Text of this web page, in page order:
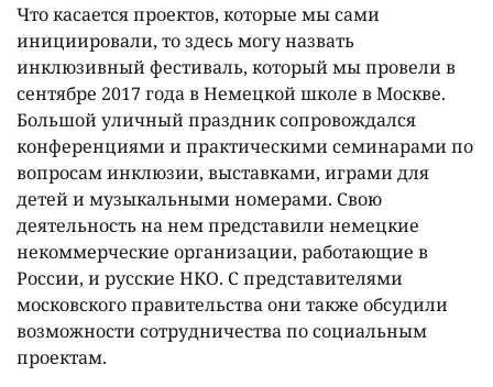
Что касается проектов, которые мы сами
инициировали, то здесь могу назвать
инклюзивный фестиваль, который мы провели в
сентябре 2017 года в Немецкой школе в Москве.
Большой уличный праздник сопровождался
конференциями и практическими семинарами по
вопросам инклюзии, выставками, играми для
детей и музыкальными номерами. Свою
деятельность на нем представили немецкие
некоммерческие организации, работающие в
России, и русские НКО. С представителями
московского правительства они также обсудили
возможности сотрудничества по социальным
проектам.